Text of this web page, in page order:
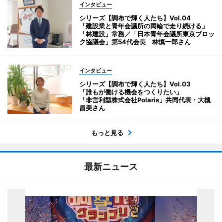
インタビュー
シリーズ【調布で輝く人たち】Vol.04
「建設業と青年会議所の両輪で走り続ける」
「林建設」常務／「日本青年会議所東京ブロッ
ク協議会」第54代会長 林慎一郎さん
インタビュー
シリーズ【調布で輝く人たち】Vol.03
「誰もが働ける機会をつくりたい」
「非営利型株式会社Polaris」共同代表・大槻
昌美さん
もっと見る
最新ニュース